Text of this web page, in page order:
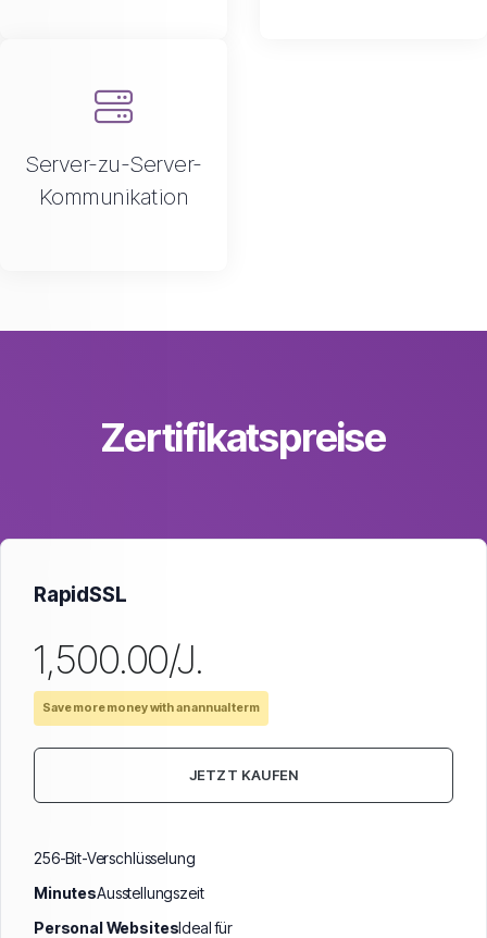
Server-zu-Server-
Kommunikation
Zertifikatspreise
RapidSSL
₹1,500.00/J.
Save more money with an annual term
JETZT KAUFEN
256-Bit-Verschlüsselung
MinutesAusstellungszeit
Personal WebsitesIdeal für